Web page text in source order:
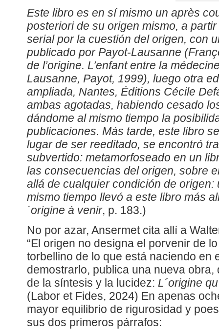
Este libro es en sí mismo un après
posteriori de su origen mismo, a
serial por la cuestión del origen, con
publicado por Payot-Lausanne
de l’origine. L’enfant entre la
Lausanne, Payot, 1999), luego otra
ampliada, Nantes, Éditions Cécile
ambas agotadas, habiendo cesado
dándome al mismo tiempo la
publicaciones. Más tarde, este libro
lugar de ser reeditado, se encontró
subvertido: metamorfoseado en un
las consecuencias del origen, sobre
allá de cualquier condición de origen:
mismo tiempo llevó a este libro más
´origine à venir, p. 183.)
No por azar, Ansermet cita allí a
“El origen no designa el porvenir de
torbellino de lo que está naciendo en
demostrarlo, publica una nueva
de la síntesis y la lucidez: L´origine
(Labor et Fides, 2024) En apenas
mayor equilibrio de rigurosidad y
sus dos primeros párrafos: